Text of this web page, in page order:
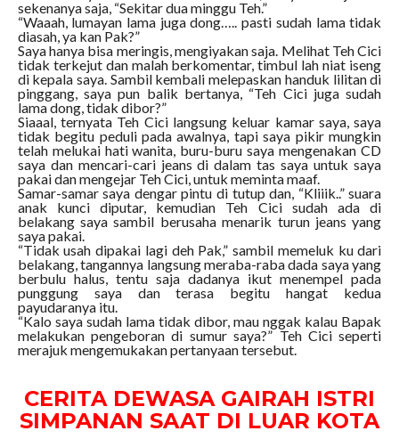
sekenanya saja, “Sekitar dua minggu Teh.”
“Waaah, lumayan lama juga dong….. pasti sudah lama tidak
diasah, ya kan Pak?”
Saya hanya bisa meringis, mengiyakan saja. Melihat Teh Cici
tidak terkejut dan malah berkomentar, timbul lah niat iseng
di kepala saya. Sambil kembali melepaskan handuk lilitan di
pinggang, saya pun balik bertanya, “Teh Cici juga sudah
lama dong, tidak dibor?”
Siaaal, ternyata Teh Cici langsung keluar kamar saya, saya
tidak begitu peduli pada awalnya, tapi saya pikir mungkin
telah melukai hati wanita, buru-buru saya mengenakan CD
saya dan mencari-cari jeans di dalam tas saya untuk saya
pakai dan mengejar Teh Cici, untuk meminta maaf.
Samar-samar saya dengar pintu di tutup dan, “Kliiik..” suara
anak kunci diputar, kemudian Teh Cici sudah ada di
belakang saya sambil berusaha menarik turun jeans yang
saya pakai.
“Tidak usah dipakai lagi deh Pak,” sambil memeluk ku dari
belakang, tangannya langsung meraba-raba dada saya yang
berbulu halus, tentu saja dadanya ikut menempel pada
punggung saya dan terasa begitu hangat kedua
payudaranya itu.
“Kalo saya sudah lama tidak dibor, mau nggak kalau Bapak
melakukan pengeboran di sumur saya?” Teh Cici seperti
merajuk mengemukakan pertanyaan tersebut.
CERITA DEWASA GAIRAH ISTRI
SIMPANAN SAAT DI LUAR KOTA